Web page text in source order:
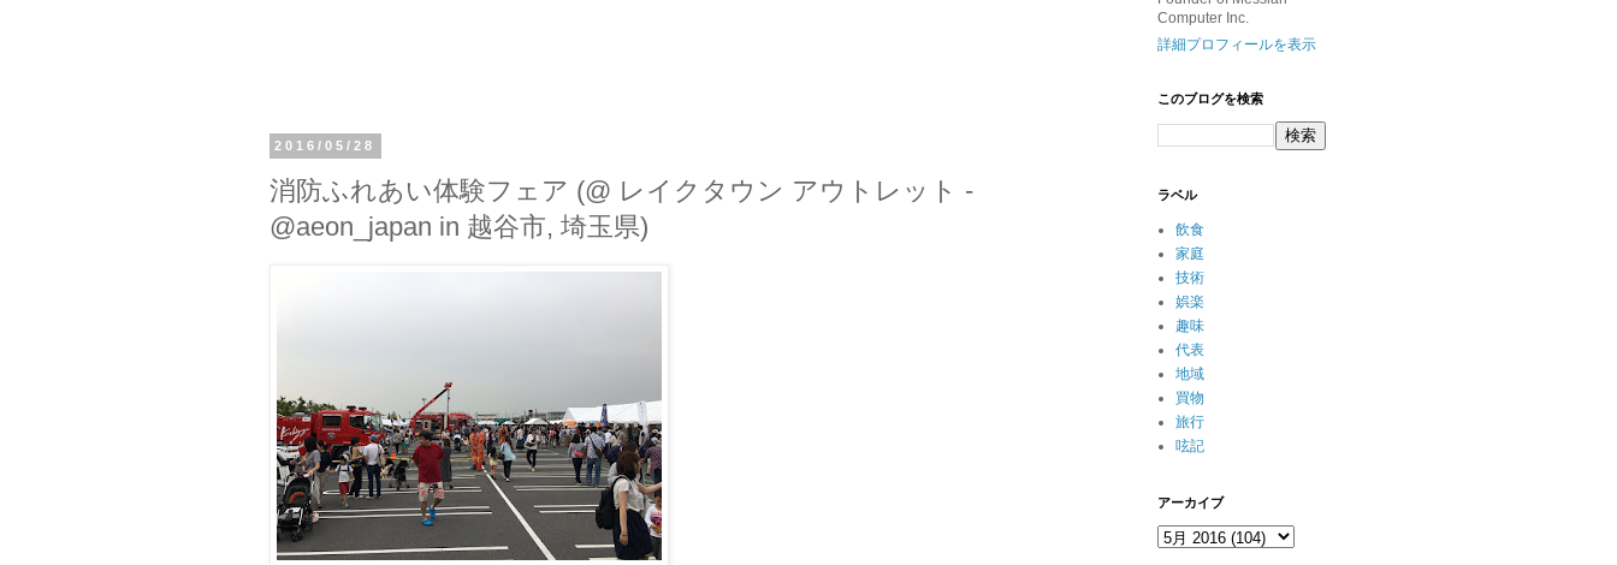
2016/05/28
消防ふれあい体験フェア (@ レイクタウン アウトレット -
@aeon_japan in 越谷市, 埼玉県)
Computer Inc.
詳細プロフィールを表示
このブログを検索
ラベル
飲食
家庭
技術
娯楽
趣味
代表
地域
買物
旅行
呟記
アーカイブ